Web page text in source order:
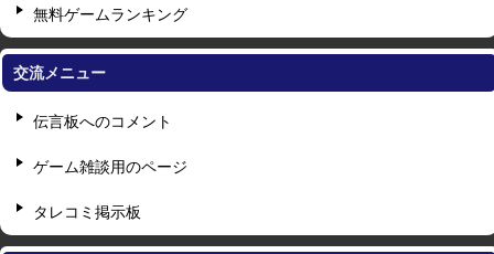
無料ゲームランキング
交流メニュー
伝言板へのコメント
ゲーム雑談用のページ
タレコミ掲示板